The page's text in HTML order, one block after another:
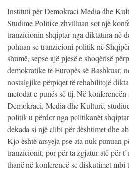
Instituti për Demokraci Media dhe
Studime Politike zhvilluan sot një
tranzicionin shqiptar nga diktatura në
pohuan se tranzicioni politik në
shumë, sepse një pjesë e shoqërisë
demokratike të Europës së Bashkuar,
nostalgjike përpiqet të rehabilitojë
metodat e punës së tij. Në
Demokraci, Media dhe Kulturë,
politik u përdor nga politikanët
dekada si një alibi për dështimet dhe
Kjo është arsyeja pse ata nuk punuan
tranzicionit, por për ta zgjatur atë për
thanë në konferencë se diskutimet